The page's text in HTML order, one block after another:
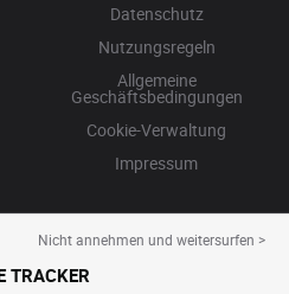
Datenschutz
Nutzungsregeln
Allgemeine
Geschäftsbedingungen
Cookie-Verwaltung
Impressum
Nicht annehmen und weitersurfen >
TRACKER